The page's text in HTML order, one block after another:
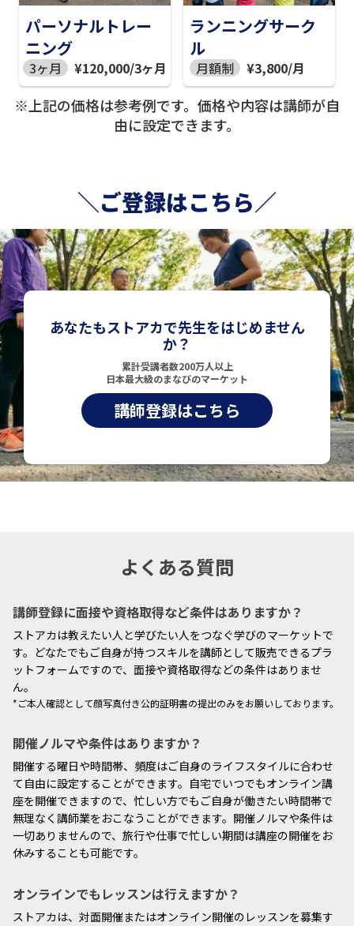
パーソナルトレー
ニング
3ヶ月 ¥120,000/3ヶ月
ランニングサーク
ル
月額制 ¥3,800/月
※上記の価格は参考例です。価格や内容は講師が自
由に設定できます。
＼ご登録はこちら／
あなたもストアカで先生をはじめません
か？
累計受講者数200万人以上
日本最大級のまなびのマーケット
講師登録はこちら
よくある質問
講師登録に面接や資格取得など条件はありますか？
ストアカは教えたい人と学びたい人をつなぐ学びのマーケットで
す。どなたでもご自身が持つスキルを講師として販売できるプラ
ットフォームですので、面接や資格取得などの条件はありませ
ん。
*ご本人確認として顔写真付き公的証明書の提出のみをお願いしております。
開催ノルマや条件はありますか？
開催する曜日や時間帯、頻度はご自身のライフスタイルに合わせ
て自由に設定することができます。自宅でいつでもオンライン講
座を開催できますので、忙しい方でもご自身が働きたい時間帯で
無理なく講師業をおこなうことができます。開催ノルマや条件は
一切ありませんので、旅行や仕事で忙しい期間は講座の開催をお
休みすることも可能です。
オンラインでもレッスンは行えますか？
ストアカは、対面開催またはオンライン開催のレッスンを募集す